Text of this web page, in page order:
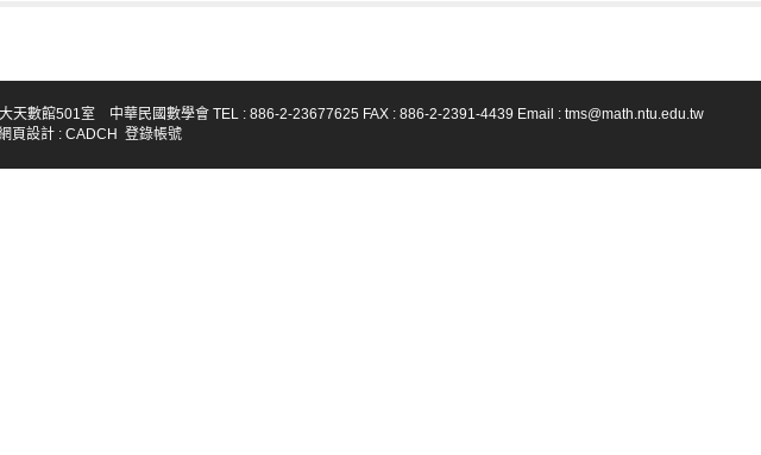
天數館501室 中華民國數學會 TEL : 886-2-23677625 FAX : 886-2-2391-4439 Email : tms@math.ntu.edu.tw
頁設計 : CADCH 登錄帳號